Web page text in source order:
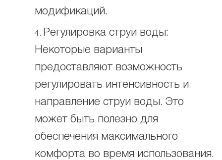
модификаций.
Регулировка струи воды:
Некоторые варианты
предоставляют возможность
регулировать интенсивность и
направление струи воды. Это
может быть полезно для
обеспечения максимального
комфорта во время использования.